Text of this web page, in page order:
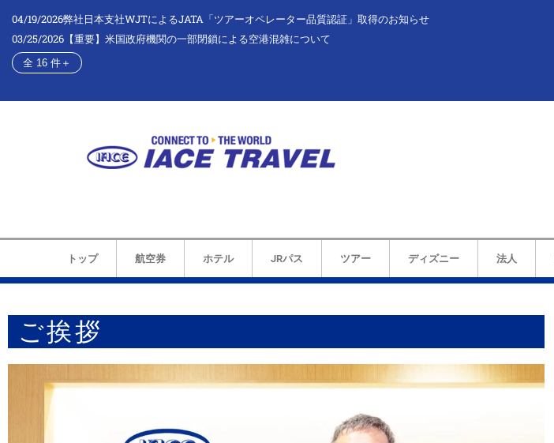
04/19/2026弊社日本支社WJTによるJATA「ツアーオペレーター品質認証」取得のお知らせ
03/25/2026 【重要】米国政府機関の一部閉鎖による空港混雑について
全 16 件＋
トップ 航空券 ホテル JRパス ツアー ディズニー 法人
ご挨拶